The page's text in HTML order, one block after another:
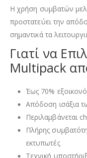
Η χρήση συμβατών
προστατεύει την
σημαντικά τα
Γιατί να
Multipack
Έως 70%
Απόδοση ισάξια
Περιλαμβάνεται
Πλήρης
εκτυπωτές
Τεχνική